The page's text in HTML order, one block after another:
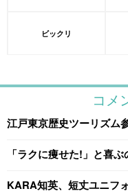
ビックリ